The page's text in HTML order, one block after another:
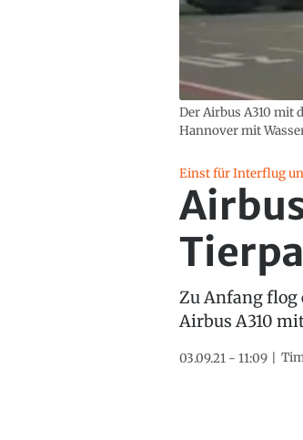
Der Airbus A310 mit
Hannover mit
Einst für Interflug
Zu Anfang flog
Airbus A310
03.09.21 - 11:09